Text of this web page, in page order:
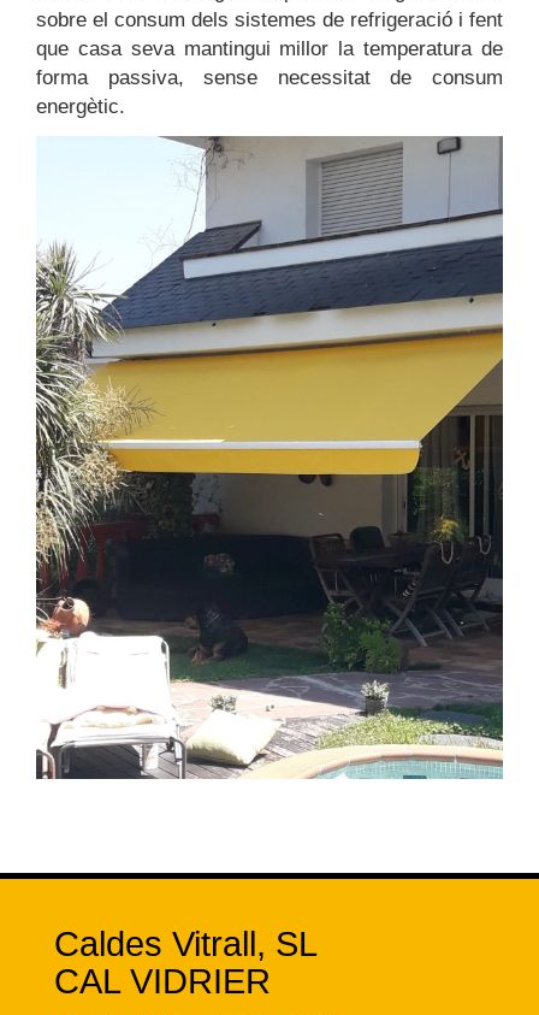
sobre el consum dels sistemes de refrigeració i fent
que casa seva mantingui millor la temperatura de
forma passiva, sense necessitat de consum
energètic.
Caldes Vitrall, SL
CAL VIDRIER